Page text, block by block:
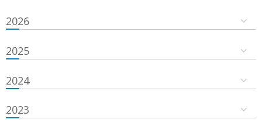
2026
2025
2024
2023